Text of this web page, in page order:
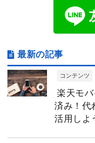
最新の記事
コンテンツ
楽天モ
済み！代
活用しよ